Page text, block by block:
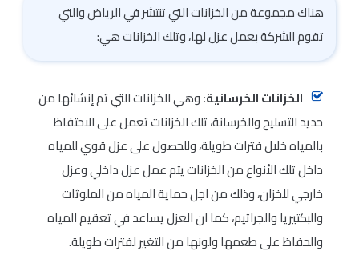
هناك مجموعة من الخزانات التي تنتشر في الرياض والتي
تقوم الشركة بعمل عزل لها، وتلك الخزانات هي:
الخزانات الخرسانية:وهي الخزانات التي تم إنشائها من
حديد التسليح والخرسانة، تلك الخزانات تعمل على الاحتفاظ
بالمياه خلال فترات طويلة، وللحصول على عزل قوي للمياه
داخل تلك الأنواع من الخزانات يتم عمل عزل داخلي وعزل
خارجي للخزان، وذلك من اجل حماية المياه من الملوثات
والبكتيريا والجراثيم، كما ان العزل يساعد في تعقيم المياه
والحفاظ على طعمها ولونها من التغير لفترات طويلة.